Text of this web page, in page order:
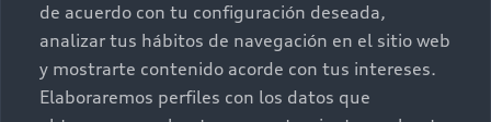
de acuerdo con tu configuración deseada,
analizar tus hábitos de navegación en el sitio web
y mostrarte contenido acorde con tus intereses.
Elaboraremos perfiles con los datos que
Audi Aftersales
Autos Nuevos
Quiero un Audi nuevo
Seminuevos